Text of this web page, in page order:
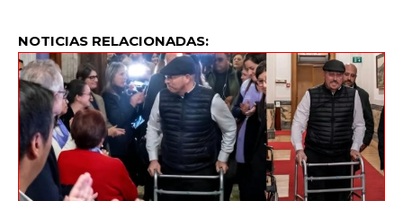
NOTICIAS RELACIONADAS: